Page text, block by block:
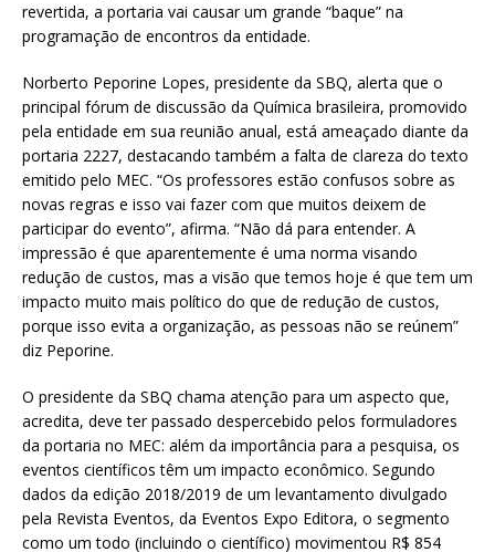
revertida, a portaria vai causar um grande “baque” na
programação de encontros da entidade.
Norberto Peporine Lopes, presidente da SBQ, alerta que o
principal fórum de discussão da Química brasileira, promovido
pela entidade em sua reunião anual, está ameaçado diante da
portaria 2227, destacando também a falta de clareza do texto
emitido pelo MEC. “Os professores estão confusos sobre as
novas regras e isso vai fazer com que muitos deixem de
participar do evento”, afirma. “Não dá para entender. A
impressão é que aparentemente é uma norma visando
redução de custos, mas a visão que temos hoje é que tem um
impacto muito mais político do que de redução de custos,
porque isso evita a organização, as pessoas não se reúnem”
diz Peporine.
O presidente da SBQ chama atenção para um aspecto que,
acredita, deve ter passado despercebido pelos formuladores
da portaria no MEC: além da importância para a pesquisa, os
eventos científicos têm um impacto econômico. Segundo
dados da edição 2018/2019 de um levantamento divulgado
pela Revista Eventos, da Eventos Expo Editora, o segmento
como um todo (incluindo o científico) movimentou R$ 854